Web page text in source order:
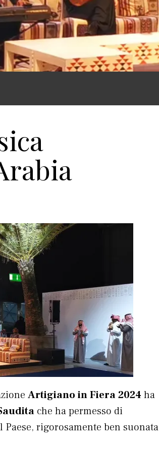
Artigiano in Fiera 2024 ha
che ha permesso di
rigorosamente ben suonata